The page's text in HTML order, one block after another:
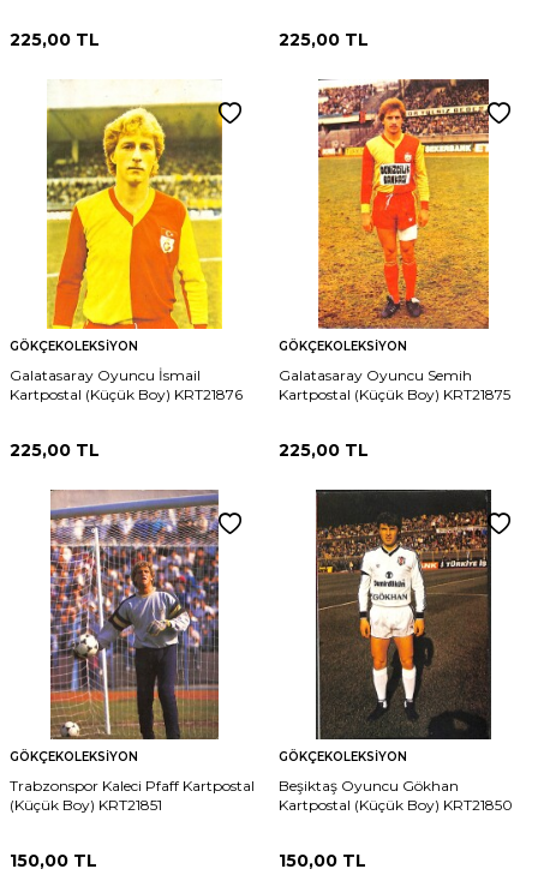
225,00 TL 225,00 TL
GÖKÇEKOLEKSIYON
Galatasaray Oyuncu İsmail
Kartpostal (Küçük Boy) KRT21876
225,00 TL
GÖKÇEKOLEKSIYON
Galatasaray Oyuncu Semih
Kartpostal (Küçük Boy) KRT21875
225,00 TL
GÖKÇEKOLEKSIYON
Trabzonspor Kaleci Pfaff Kartpostal
(Küçük Boy) KRT21851
150,00 TL
GÖKÇEKOLEKSIYON
Beşiktaş Oyuncu Gökhan
Kartpostal (Küçük Boy) KRT21850
150,00 TL